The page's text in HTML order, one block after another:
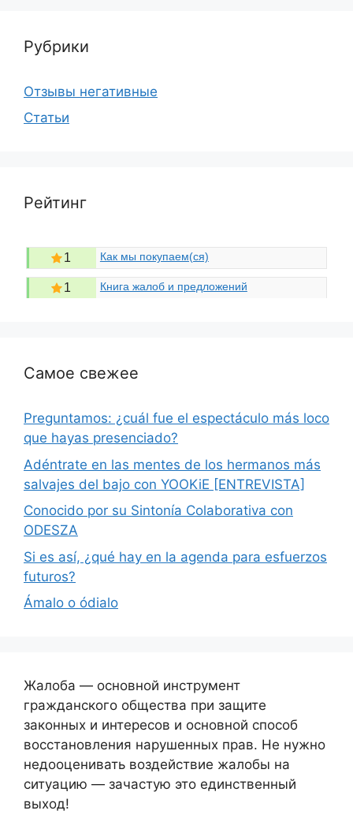
Рубрики
Отзывы негативные
Статьи
Рейтинг
1 Как мы покупаем(ся)
1 Книга жалоб и предложений
Самое свежее
Preguntamos: ¿cuál fue el espectáculo más loco
que hayas presenciado?
Adéntrate en las mentes de los hermanos más
salvajes del bajo con YOOKiE [ENTREVISTA]
Conocido por su Sintonía Colaborativa con
ODESZA
Si es así, ¿qué hay en la agenda para esfuerzos
futuros?
Ámalo o ódialo
Жалоба — основной инструмент
гражданского общества при защите
законных и интересов и основной способ
восстановления нарушенных прав. Не нужно
недооценивать воздействие жалобы на
ситуацию — зачастую это единственный
выход!